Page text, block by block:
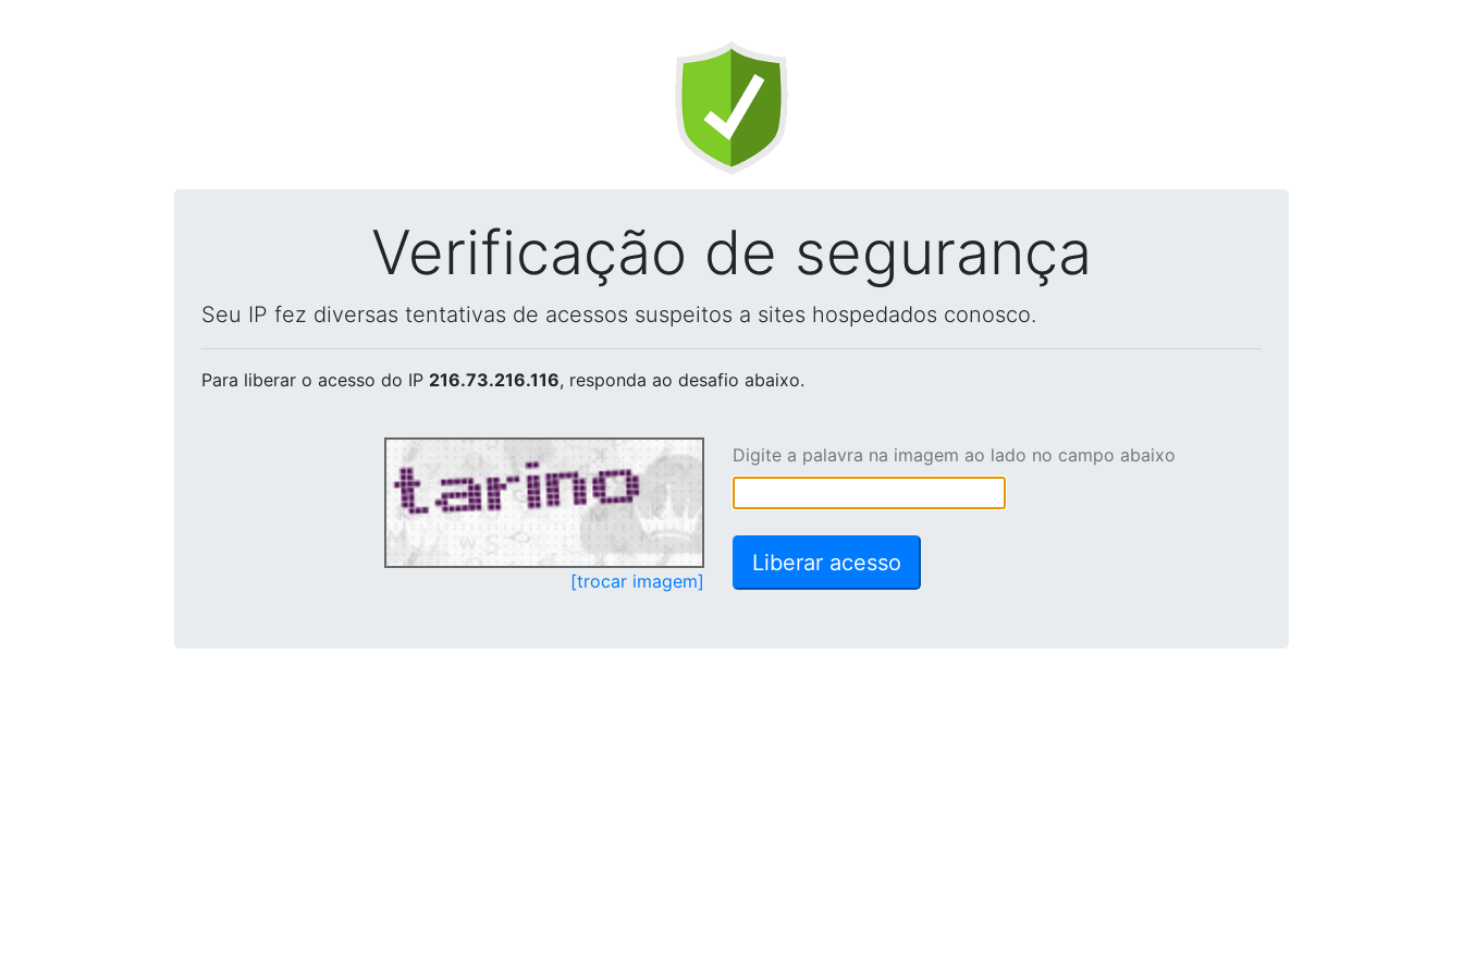
Verificação de segurança
Seu IP fez diversas tentativas de acessos suspeitos a sites hospedados conosco.
Para liberar o acesso do IP 216.73.216.116, responda ao desafio abaixo.
[trocar imagem]
Digite a palavra na imagem ao lado no campo abaixo